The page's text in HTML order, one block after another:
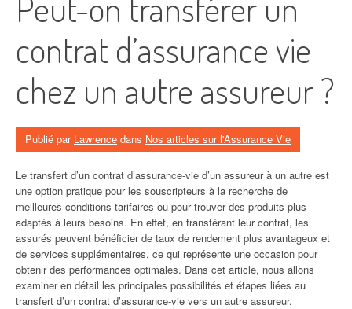
contrat d’assurance vie
chez un autre assureur ?
Publié par Lawrence dans Nos articles sur l'Assurance Vie
Le transfert d’un contrat d’assurance-vie d’un assureur à un autre est
une option pratique pour les souscripteurs à la recherche de
meilleures conditions tarifaires ou pour trouver des produits plus
adaptés à leurs besoins. En effet, en transférant leur contrat, les
assurés peuvent bénéficier de taux de rendement plus avantageux et
de services supplémentaires, ce qui représente une occasion pour
obtenir des performances optimales. Dans cet article, nous allons
examiner en détail les principales possibilités et étapes liées au
transfert d’un contrat d’assurance-vie vers un autre assureur.